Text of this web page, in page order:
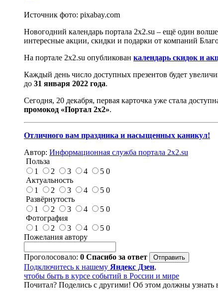
Источник фото: pixabay.com
Новогодний календарь портала 2x2.su – ещё один
интересные акции, скидки и подарки от компаний
На портале 2x2.su опубликован календарь скидок и
Каждый день число доступных презентов будет
до 31 января 2022 года.
Сегодня, 20 декабря, первая карточка уже стала
промокод «Портал 2x2».
Отличного вам праздника и насыщенных каникул!
Автор: Информационная служба портала 2x2.su
Польза
1
2 3 4 5 0
Актуальность
1
2 3 4 5 0
Развёрнутость
1
2 3 4 5 0
Фотография
1
2 3 4 5 0
Пожелания автору
Проголосовало: 0 Спасибо за ответ
Подключитесь к нашему Яндекс Дзен,
чтобы быть в курсе событий в России и мире
Почитал? Поделись с другими! Об этом должны узнать